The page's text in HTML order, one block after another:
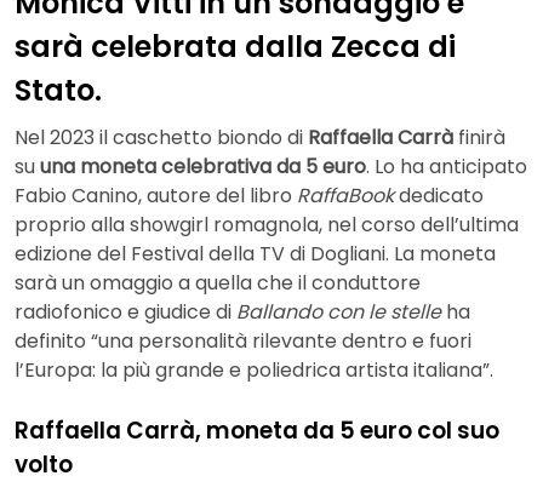
sarà celebrata dalla Zecca di
Stato.
Nel 2023 il caschetto biondo di Raffaella Carrà finirà
suuna moneta celebrativa da 5 euro. Lo ha anticipato
Fabio Canino, autore del libro RaffaBookdedicato
proprio alla showgirl romagnola, nel corso dell’ultima
edizione del Festival della TV di Dogliani. La moneta
sarà un omaggio a quella che il conduttore
radiofonico e giudice di Ballando con le stelleha
definito “una personalità rilevante dentro e fuori
l’Europa: la più grande e poliedrica artista italiana”.
Raffaella Carrà, moneta da 5 euro col suo
volto